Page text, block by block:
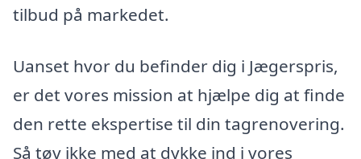
tilbud på markedet.
Uanset hvor du befinder dig i Jægerspris,
er det vores mission at hjælpe dig at finde
den rette ekspertise til din tagrenovering.
Så tøv ikke med at dykke ind i vores